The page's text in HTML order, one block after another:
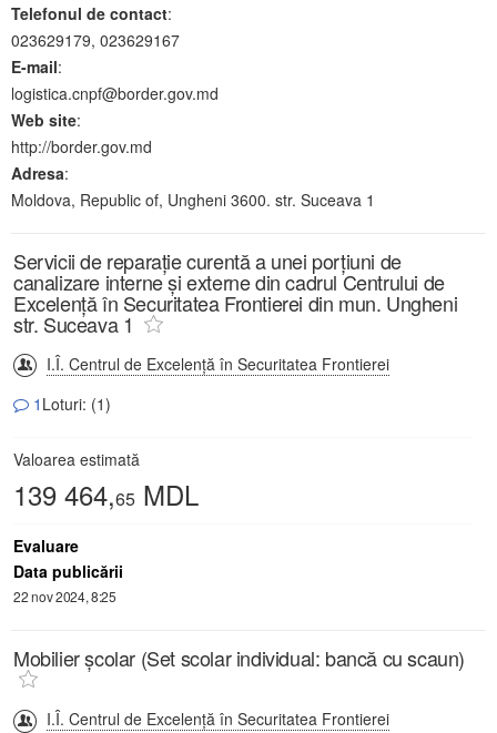
Telefonul de contact:
023629179, 023629167
E-mail:
logistica.cnpf@border.gov.md
Web site:
http://border.gov.md
Adresa:
Moldova, Republic of, Ungheni 3600. str. Suceava 1
Servicii de reparație curentă a unei porțiuni de
canalizare interne și externe din cadrul Centrului de
Excelență în Securitatea Frontierei din mun. Ungheni
str. Suceava 1
I.Î. Centrul de Excelență în Securitatea Frontierei
1 Loturi: (1)
Valoarea estimată
139 464,65 MDL
Evaluare
Data publicării
22 nov 2024, 8:25
Mobilier școlar (Set scolar individual: bancă cu scaun)
I.Î. Centrul de Excelență în Securitatea Frontierei